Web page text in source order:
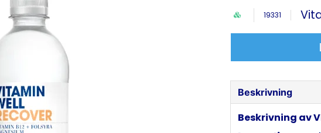
19331
Beskrivning
Beskrivning av